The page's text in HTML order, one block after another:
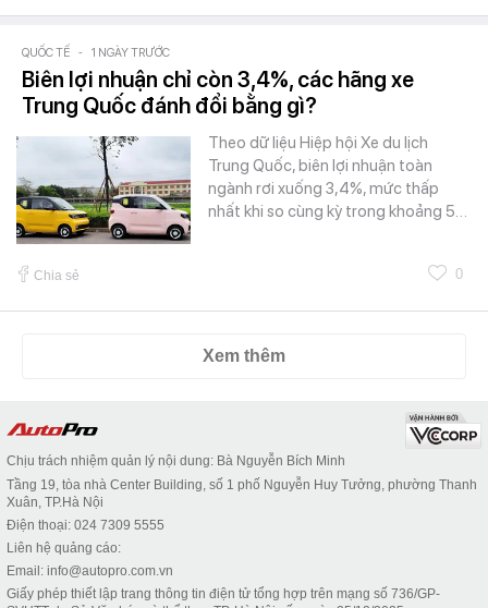
QUỐC TẾ - 1 NGÀY TRƯỚC
Biên lợi nhuận chỉ còn 3,4%, các hãng xe
Trung Quốc đánh đổi bằng gì?
Theo dữ liệu Hiệp hội Xe du lịch
Trung Quốc, biên lợi nhuận toàn
ngành rơi xuống 3,4%, mức thấp
nhất khi so cùng kỳ trong khoảng 5…
Chia sẻ 0
Xem thêm
Chịu trách nhiệm quản lý nội dung: Bà Nguyễn Bích Minh
Tầng 19, tòa nhà Center Building, số 1 phố Nguyễn Huy Tưởng, phường Thanh
Xuân, TP.Hà Nội
Điện thoại: 024 7309 5555
Liên hệ quảng cáo:
Email: info@autopro.com.vn
Giấy phép thiết lập trang thông tin điện tử tổng hợp trên mạng số 736/GP-